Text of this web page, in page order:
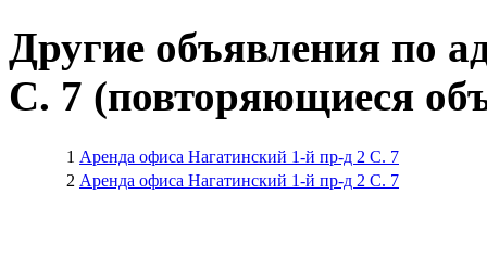
Другие объявления по
C. 7 (повторяющиеся
1 Аренда офиса Нагатинский 1-й пр-д 2 C. 7
2 Аренда офиса Нагатинский 1-й пр-д 2 C. 7